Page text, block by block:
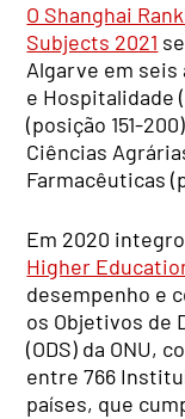
O Shanghai
Subjects 2021
Algarve em
e Hospitalidade
(posição 151-
Ciências
Farmacêuticas
Em 2020
Higher
desempenho e
os Objetivos de
(ODS) da ONU,
entre 766
países, que